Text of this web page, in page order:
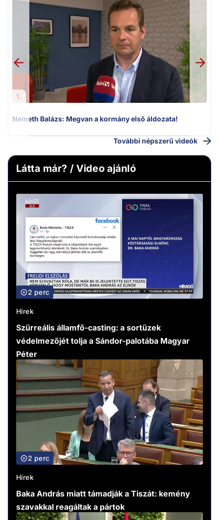
1.
Németh Balázs: Megvan a kormány első áldozata!
További népszerű videók
Látta már? / Video ajánló
2 perc
Hírek
Szürreális államfő-casting: a sortüzek
védelmezőjét tolja a Sándor-palotába Magyar
Péter
2 perc
Hírek
Baka András miatt támadják a Tiszát: kemény
szavakkal reagáltak a pártok